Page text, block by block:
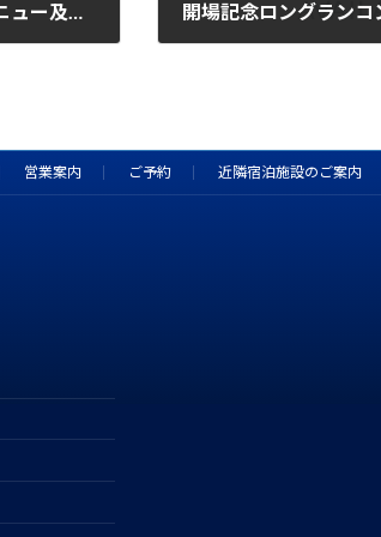
開場記念ロングラン
営業案内 ご予約 近隣宿泊施設のご案内